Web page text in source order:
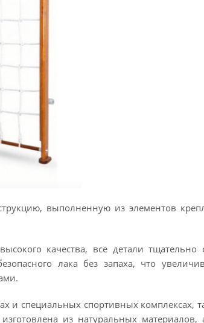
выполненную из элементов
качества, все детали
лака без запаха, что
и специальных спортивных комплексах,
из натуральных материалов,